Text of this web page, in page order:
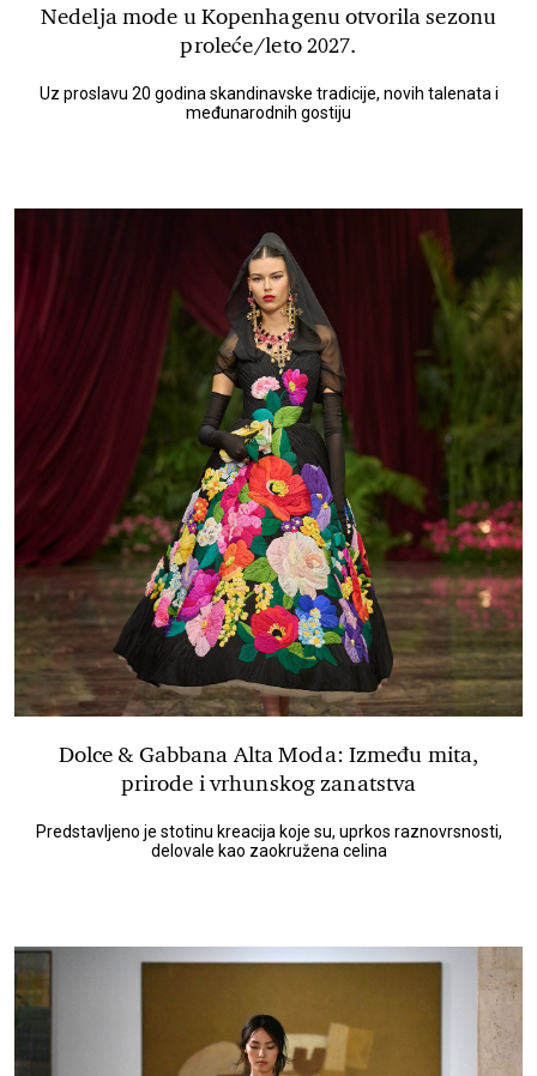
Nedelja mode u Kopenhagenu otvorila sezonu
proleće/leto 2027.
Uz proslavu 20 godina skandinavske tradicije, novih talenata i
međunarodnih gostiju
Dolce & Gabbana Alta Moda: Između mita,
prirode i vrhunskog zanatstva
Predstavljeno je stotinu kreacija koje su, uprkos raznovrsnosti,
delovale kao zaokružena celina